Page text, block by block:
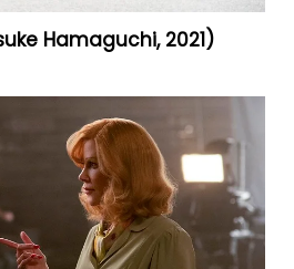
Hamaguchi, 2021)